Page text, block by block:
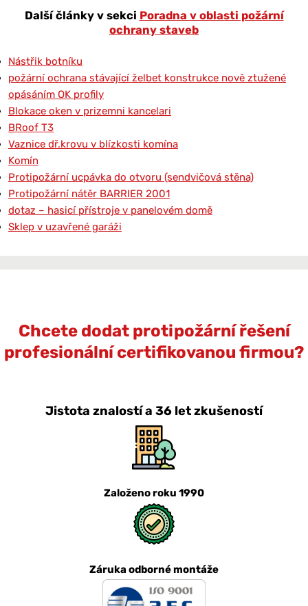
Další články v sekci Poradna v oblasti požární
ochrany staveb
Nástřik botníku
požární ochrana stávající želbet konstrukce nově ztužené
opásáním OK profily
Blokace oken v prizemni kancelari
BRoof T3
Vaznice dř.krovu v blízkosti komína
Komín
Protipožární ucpávka do otvoru (sendvičová stěna)
Protipožární nátěr BARRIER 2001
dotaz – hasicí přístroje v panelovém domě
Sklep v uzavřené garáži
Chcete dodat protipožární řešení
profesionální certifikovanou firmou?
Jistota znalostí a 36 let zkušeností
Založeno roku 1990
Záruka odborné montáže